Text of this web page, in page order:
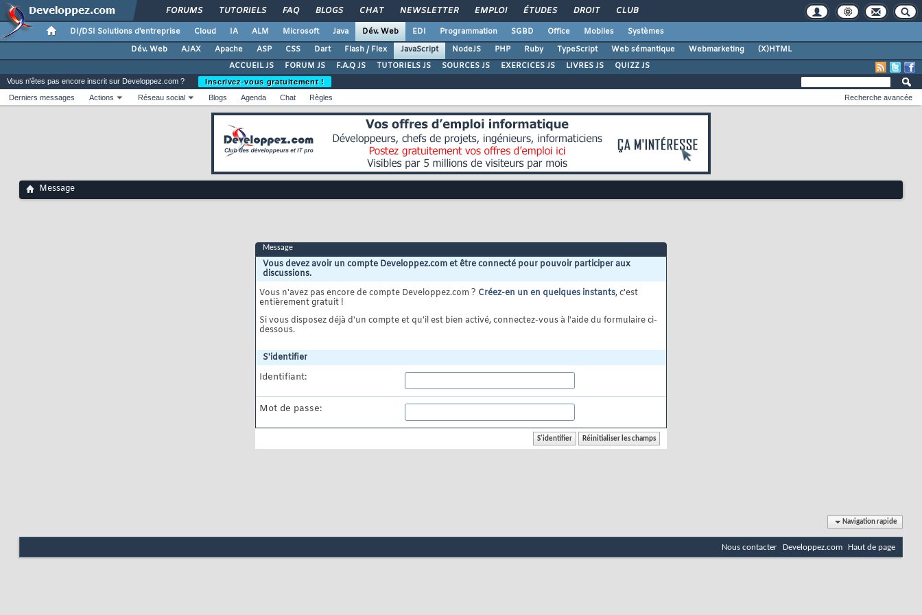
FORUMS TUTORIELS FAQ BLOGS CHAT NEWSLETTER EMPLOI ÉTUDES DROIT CLUB
DI/DSI Solutions d'entreprise Cloud IA ALM Microsoft Java Dév. Web EDI Programmation SGBD Office Mobiles
Systèmes
Dév. Web
AJAX Apache ASP CSS Dart Flash / Flex JavaScript NodeJS PHP Ruby TypeScript Web sémantique Webmarketing
(X)HTML
ACCUEIL JS
FORUM JS F.A.Q JS TUTORIELS JS SOURCES JS EXERCICES JS LIVRES JS QUIZZ JS
Vous n'êtes pas encore inscrit sur Developpez.com ?
Inscrivez-vous gratuitement !
Derniers messages
Actions Réseau social Blogs Agenda Chat Règles Recherche avancée
Message
Message
Vous devez avoir un compte Developpez.com et être connecté pour pouvoir participer aux
discussions.
Vous n'avez pas encore de compte Developpez.com ? Créez-en un en quelques instants, c'est
entièrement gratuit !
Si vous disposez déjà d'un compte et qu'il est bien activé, connectez-vous à l'aide du formulaire ci-
dessous.
S'identifier
Identifiant:
Mot de passe:
Navigation rapide
Nous contacter Developpez.com Haut de page